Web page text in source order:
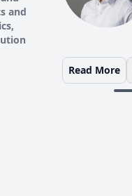
and
Read More